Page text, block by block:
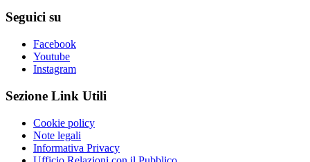
Seguici su
Facebook
Youtube
Instagram
Sezione Link Utili
Cookie policy
Note legali
Informativa Privacy